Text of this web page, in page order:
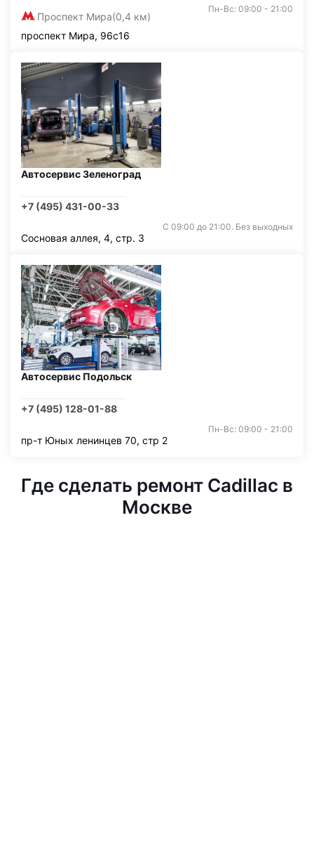
Проспект Мира(0,4 км)
Пн-Вс: 09:00 - 21:00
проспект Мира, 96с16
Автосервис Зеленоград
+7 (495) 431-00-33
С 09:00 до 21:00. Без выходных
Сосновая аллея, 4, стр. 3
Автосервис Подольск
+7 (495) 128-01-88
Пн-Вс: 09:00 - 21:00
пр-т Юных ленинцев 70, стр 2
Где сделать ремонт Cadillac в
Москве